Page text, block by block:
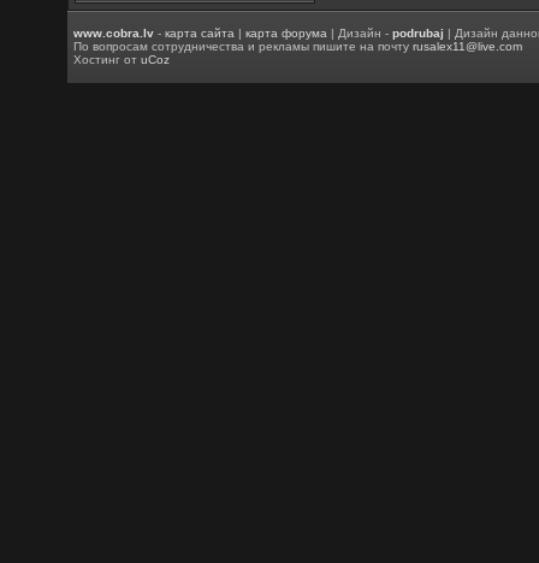
www.cobra.lv -карта сайта |карта форума | Дизайн -podrubaj | Дизайн
По вопросам сотрудничества и рекламы пишите на почтуrusalex11@live.com
Хостинг отuCoz